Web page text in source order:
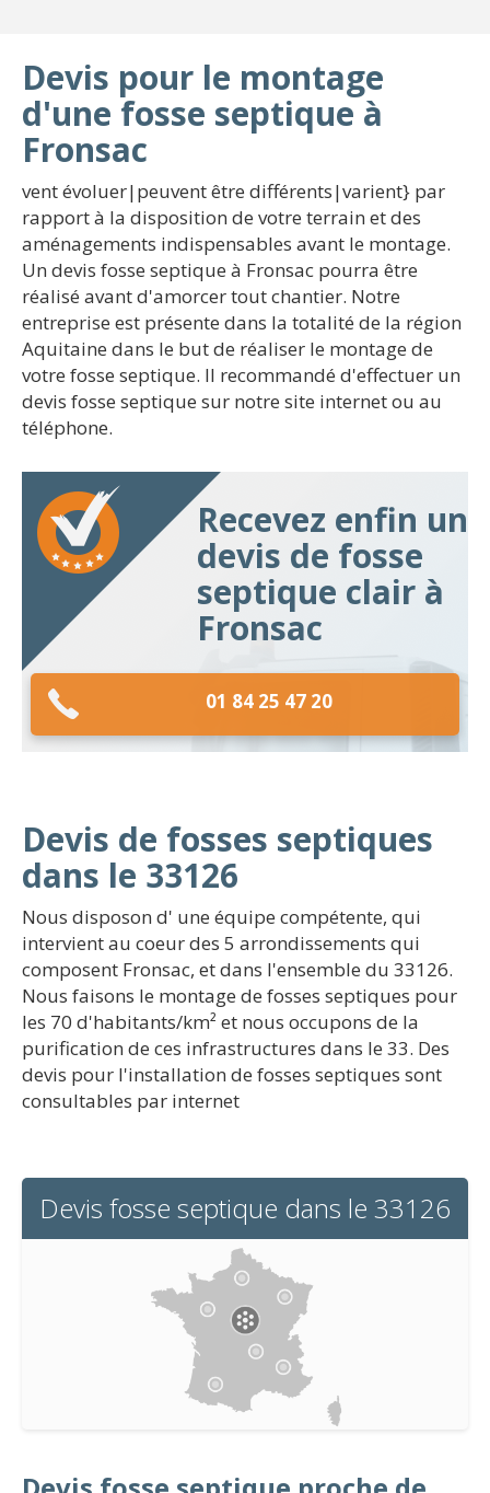
Devis pour le montage
d'une fosse septique à
Fronsac
vent évoluer|peuvent être différents|varient} par
rapport à la disposition de votre terrain et des
aménagements indispensables avant le montage.
Un devis fosse septique à Fronsac pourra être
réalisé avant d'amorcer tout chantier. Notre
entreprise est présente dans la totalité de la région
Aquitaine dans le but de réaliser le montage de
votre fosse septique. Il recommandé d'effectuer un
devis fosse septique sur notre site internet ou au
téléphone.
Recevez enfin un
devis de fosse
septique clair à
Fronsac
01 84 25 47 20
Devis de fosses septiques
dans le 33126
Nous disposon d' une équipe compétente, qui
intervient au coeur des 5 arrondissements qui
composent Fronsac, et dans l'ensemble du 33126.
Nous faisons le montage de fosses septiques pour
les 70 d'habitants/km² et nous occupons de la
purification de ces infrastructures dans le 33. Des
devis pour l'installation de fosses septiques sont
consultables par internet
Devis fosse septique dans le 33126